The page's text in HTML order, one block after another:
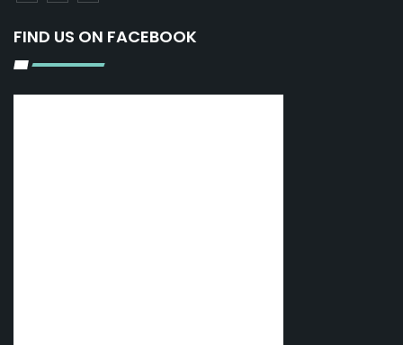
FIND US ON FACEBOOK